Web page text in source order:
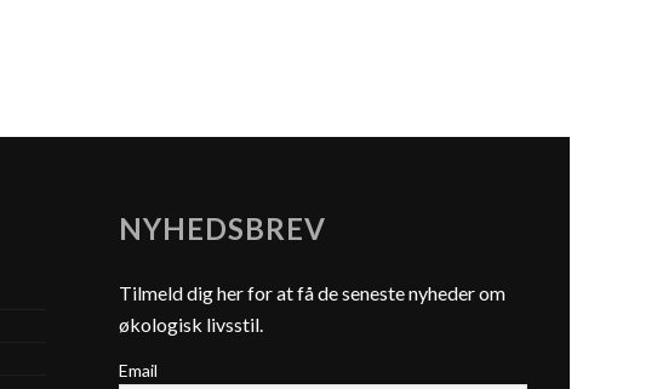
NYHEDSBREV
Tilmeld dig her for at få de seneste nyheder om
økologisk livsstil.
Email